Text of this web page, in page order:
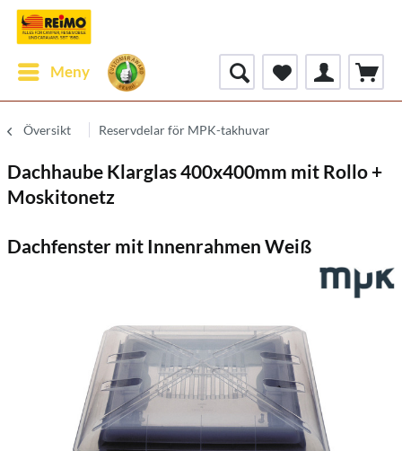
Meny
Översikt Reservdelar för MPK-takhuvar
Dachhaube Klarglas 400x400mm mit Rollo +
Moskitonetz
Dachfenster mit Innenrahmen Weiß